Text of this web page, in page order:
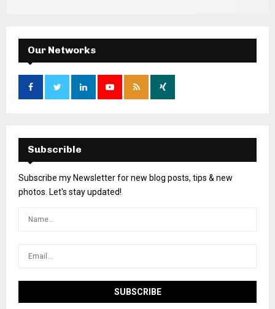
Our Networks
Subscrible
Subscribe my Newsletter for new blog posts, tips & new
photos. Let's stay updated!